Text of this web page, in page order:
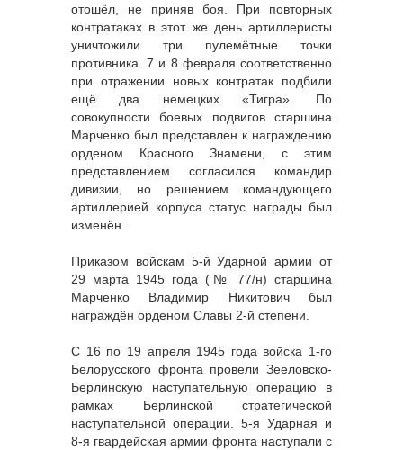
отошёл, не приняв боя. При повторных
контратаках в этот же день артиллеристы
уничтожили три пулемётные точки
противника. 7 и 8 февраля соответственно
при отражении новых контратак подбили
ещё два немецких «Тигра». По
совокупности боевых подвигов старшина
Марченко был представлен к награждению
орденом Красного Знамени, с этим
представлением согласился командир
дивизии, но решением командующего
артиллерией корпуса статус награды был
изменён.
Приказом войскам 5-й Ударной армии от
29 марта 1945 года (№ 77/н) старшина
Марченко Владимир Никитович был
награждён орденом Славы 2-й степени.
С 16 по 19 апреля 1945 года войска 1-го
Белорусского фронта провели Зееловско-
Берлинскую наступательную операцию в
рамках Берлинской стратегической
наступательной операции. 5-я Ударная и
8-я гвардейская армии фронта наступали с